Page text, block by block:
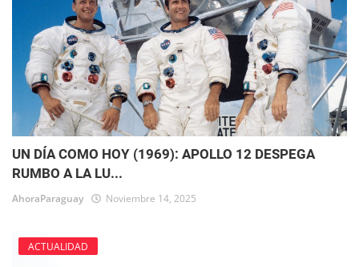
UN DÍA COMO HOY (1969): APOLLO 12 DESPEGA
RUMBO A LA LU...
AhoraParaguay Noviembre 14, 2025
ACTUALIDAD